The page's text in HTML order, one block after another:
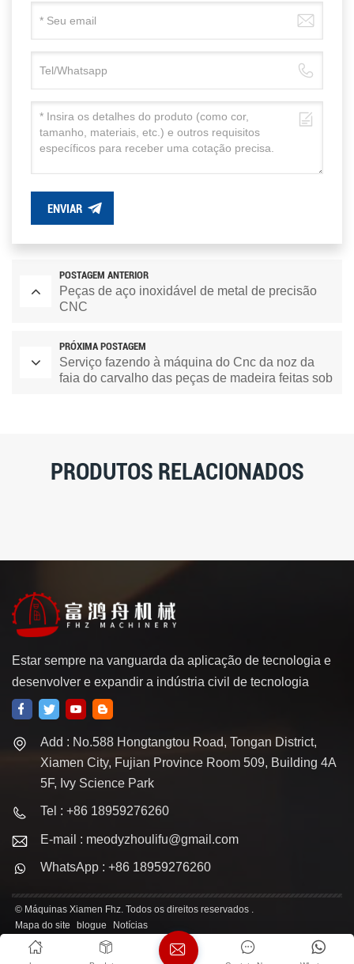
ENVIAR
POSTAGEM ANTERIOR
Peças de aço inoxidável de metal de precisão
CNC
PRÓXIMA POSTAGEM
Serviço fazendo à máquina do Cnc da noz da
faia do carvalho das peças de madeira feitas sob
PRODUTOS RELACIONADOS
Estar sempre na vanguarda da aplicação de tecnologia e
desenvolver e expandir a indústria civil de tecnologia
Add : No.588 Hongtangtou Road, Tongan District,
Xiamen City, Fujian Province Room 509, Building 4A
5F, Ivy Science Park
Tel : +86 18959276260
E-mail : meodyzhoulifu@gmail.com
WhatsApp : +86 18959276260
© Máquinas Xiamen Fhz. Todos os direitos reservados .
Mapa do site
blogue
Notícias
Links :
Rede IPv6 suportada